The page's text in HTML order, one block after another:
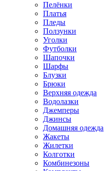
Пелёнки
Платья
Пледы
Ползунки
Уголки
Футболки
Шапочки
Шарфы
Блузки
Брюки
Верхняя одежда
Водолазки
Джемперы
Джинсы
Домашняя одежда
Жакеты
Жилетки
Колготки
Комбинезоны